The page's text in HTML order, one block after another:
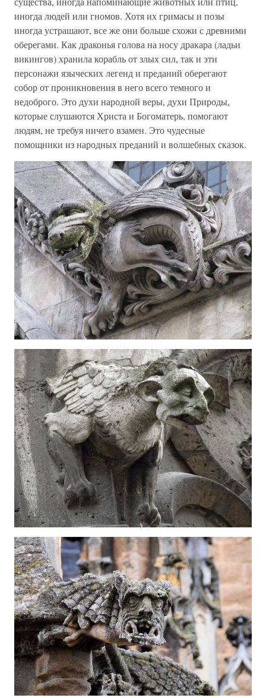
иногда людей или гномов. Хотя их гримасы и позы
иногда устрашают, все же они больше схожи с древними
оберегами. Как драконья голова на носу дракара (ладьи
викингов) хранила корабль от злых сил, так и эти
персонажи языческих легенд и преданий оберегают
собор от проникновения в него всего темного и
недоброго. Это духи народной веры, духи Природы,
которые слушаются Христа и Богоматерь, помогают
людям, не требуя ничего взамен. Это чудесные
помощники из народных преданий и волшебных сказок.